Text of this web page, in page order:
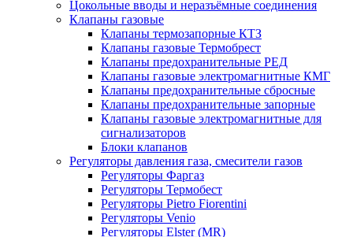
Цокольные вводы и неразъёмные соединения
Клапаны газовые
Клапаны термозапорные КТЗ
Клапаны газовые Термобрест
Клапаны предохранительные РЕД
Клапаны газовые электромагнитные КМГ
Клапаны предохранительные сбросные
Клапаны предохранительные запорные
Клапаны газовые электромагнитные для
сигнализаторов
Блоки клапанов
Регуляторы давления газа, смесители газов
Регуляторы Фаргаз
Регуляторы Термобест
Регуляторы Pietro Fiorentini
Регуляторы Venio
Регуляторы Elster (MR)